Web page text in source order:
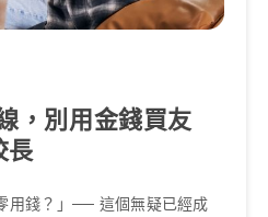
，別用金錢買友
長
用錢？」── 這個無疑已經成